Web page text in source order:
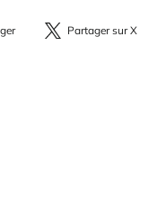
Partager
sur
Partager sur X